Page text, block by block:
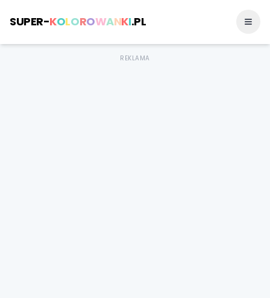
SUPER-KOLOROWANKI.PL
REKLAMA